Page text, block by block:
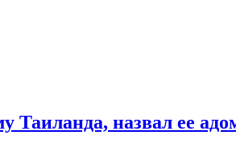
Таиланда, назвал ее